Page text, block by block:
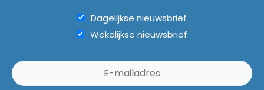
Dagelijkse nieuwsbrief
Wekelijkse nieuwsbrief